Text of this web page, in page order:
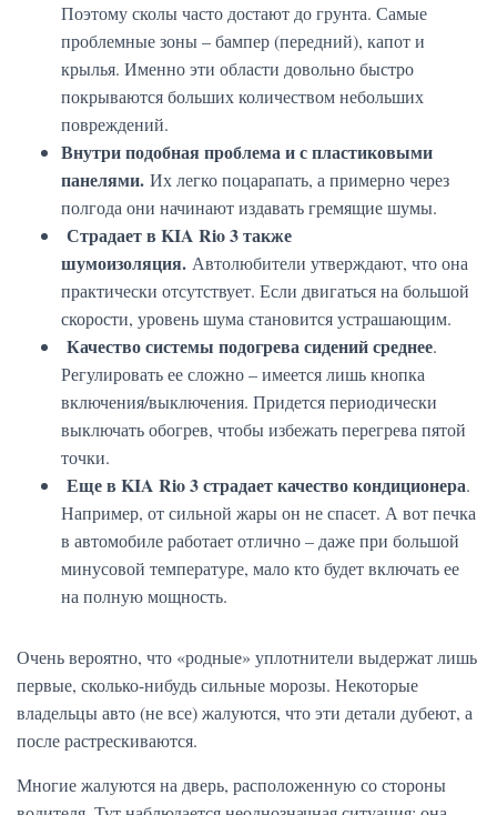
Поэтому сколы часто достают до грунта. Самые
проблемные зоны – бампер (передний), капот и
крылья. Именно эти области довольно быстро
покрываются больших количеством небольших
повреждений.
Внутри подобная проблема и с пластиковыми
панелями. Их легко поцарапать, а примерно через
полгода они начинают издавать гремящие шумы.
Страдает в KIA Rio 3 также
шумоизоляция. Автолюбители утверждают, что она
практически отсутствует. Если двигаться на большой
скорости, уровень шума становится устрашающим.
Качество системы подогрева сидений среднее.
Регулировать ее сложно – имеется лишь кнопка
включения/выключения. Придется периодически
выключать обогрев, чтобы избежать перегрева пятой
точки.
Еще в KIA Rio 3 страдает качество кондиционера.
Например, от сильной жары он не спасет. А вот печка
в автомобиле работает отлично – даже при большой
минусовой температуре, мало кто будет включать ее
на полную мощность.
Очень вероятно, что «родные» уплотнители выдержат лишь
первые, сколько-нибудь сильные морозы. Некоторые
владельцы авто (не все) жалуются, что эти детали дубеют, а
после растрескиваются.
Многие жалуются на дверь, расположенную со стороны